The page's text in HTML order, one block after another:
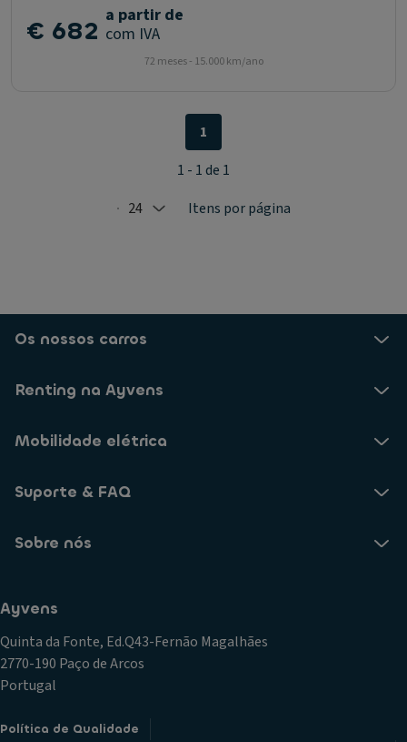
€ 682 a partir de
com IVA
72 meses - 15.000 km/ano
Selected: 24
24 Itens por página
1
1 - 1 de 1
Os nossos carros
Renting na Ayvens
Mobilidade elétrica
Suporte & FAQ
Sobre nós
Ayvens
Quinta da Fonte, Ed.Q43-Fernão Magalhães
2770-190 Paço de Arcos
Portugal
Política de Qualidade